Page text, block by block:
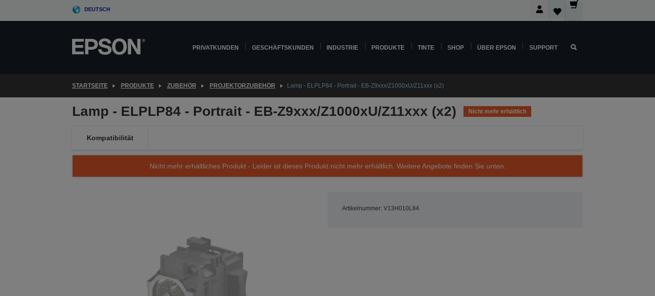
DEUTSCH
PRIVATKUNDEN GESCHÄFTSKUNDEN INDUSTRIE PRODUKTE TINTE SHOP ÜBER EPSON SUPPORT
STARTSEITE PRODUKTE ZUBEHÖR PROJEKTORZUBEHÖR Lamp - ELPLP84 - Portrait - EB-Z9xxx/Z1000xU/Z11xxx (x2)
Lamp - ELPLP84 - Portrait - EB-Z9xxx/Z1000xU/Z11xxx (x2) Nicht mehr erhältlich
Kompatibilität
Nicht mehr erhältliches Produkt - Leider ist dieses Produkt nicht mehr erhältlich. Weitere Angebote finden Sie unten.
Artikelnummer: V13H010L84